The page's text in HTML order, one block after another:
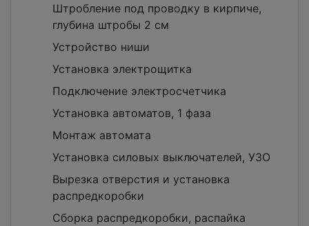
Штробление под проводку в кирпиче,
глубина штробы 2 см
Устройство ниши
Установка электрощитка
Подключение электросчетчика
Установка автоматов, 1 фаза
Монтаж автомата
Установка силовых выключателей, УЗО
Вырезка отверстия и установка
распредкоробки
Сборка распредкоробки, распайка